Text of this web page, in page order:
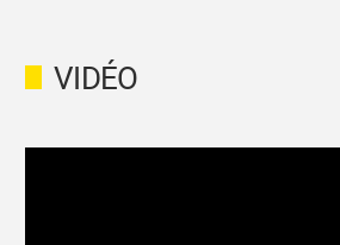
VIDÉO